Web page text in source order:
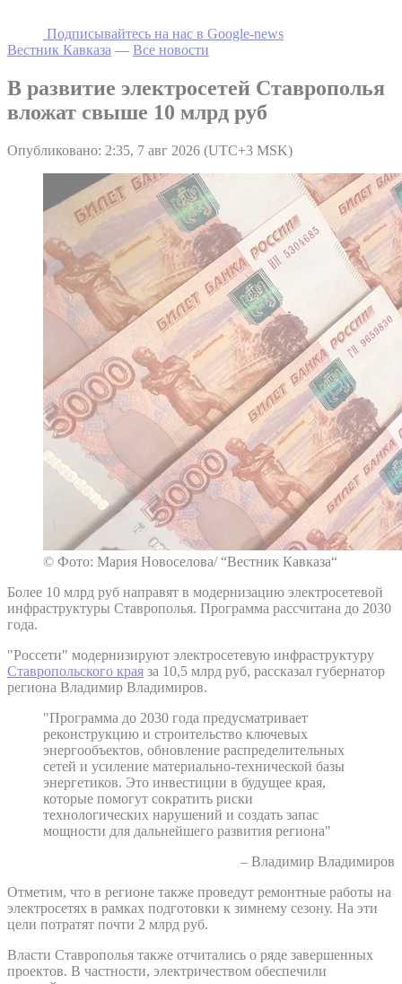
Подписывайтесь на наc в Google-news
Вестник Кавказа — Все новости
В развитие электросетей Ставрополья
вложат свыше 10 млрд руб
Опубликовано: 2:35, 7 авг 2026 (UTC+3 MSK)
© Фото: Мария Новоселова/ “Вестник Кавказа“
Более 10 млрд руб направят в модернизацию электросетевой
инфраструктуры Ставрополья. Программа рассчитана до 2030
года.
"Россети" модернизируют электросетевую инфраструктуру
Ставропольского края за 10,5 млрд руб, рассказал губернатор
региона Владимир Владимиров.
"Программа до 2030 года предусматривает
реконструкцию и строительство ключевых
энергообъектов, обновление распределительных
сетей и усиление материально-технической базы
энергетиков. Это инвестиции в будущее края,
которые помогут сократить риски
технологических нарушений и создать запас
мощности для дальнейшего развития региона"
– Владимир Владимиров
Отметим, что в регионе также проведут ремонтные работы на
электросетях в рамках подготовки к зимнему сезону. На эти
цели потратят почти 2 млрд руб.
Власти Ставрополья также отчитались о ряде завершенных
проектов. В частности, электричеством обеспечили